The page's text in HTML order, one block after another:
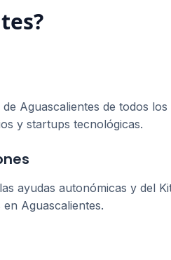
?
Aguascalientes de todos los
y startups tecnológicas.
ayudas autonómicas y del
en Aguascalientes.